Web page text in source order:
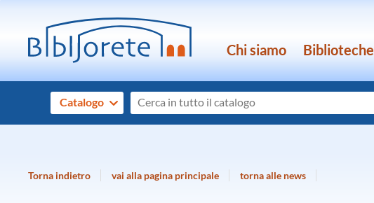
Chi siamo Biblioteche
Catalogo
cambia
Cerca su "Catalogo"
Torna indietro vai alla pagina principale torna alle news